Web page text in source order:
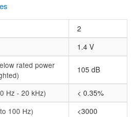
2
1.4 V
rated power
105 dB
Hz - 20 kHz)
< 0.35%
100 Hz)
<3000